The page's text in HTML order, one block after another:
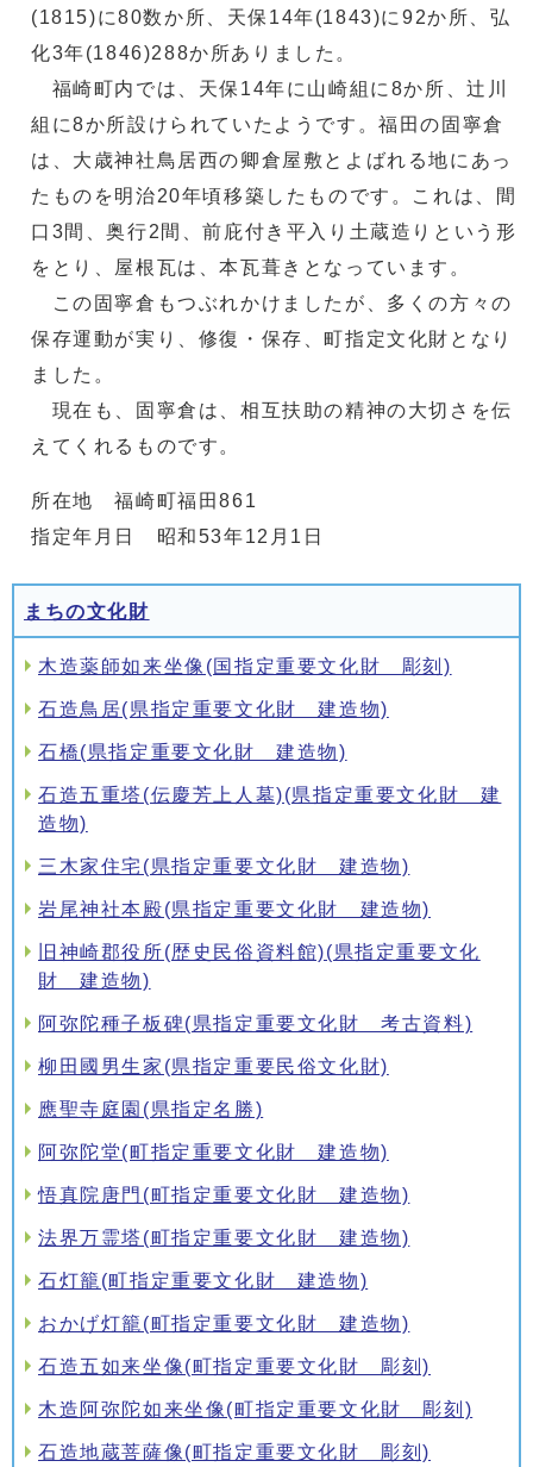
(1815)に80数か所、天保14年(1843)に92か所、弘
化3年(1846)288か所ありました。
福崎町内では、天保14年に山崎組に8か所、辻川
組に8か所設けられていたようです。福田の固寧倉
は、大歳神社鳥居西の卿倉屋敷とよばれる地にあっ
たものを明治20年頃移築したものです。これは、間
口3間、奥行2間、前庇付き平入り土蔵造りという形
をとり、屋根瓦は、本瓦葺きとなっています。
この固寧倉もつぶれかけましたが、多くの方々の
保存運動が実り、修復・保存、町指定文化財となり
ました。
現在も、固寧倉は、相互扶助の精神の大切さを伝
えてくれるものです。
所在地 福崎町福田861
指定年月日 昭和53年12月1日
まちの文化財
木造薬師如来坐像(国指定重要文化財 彫刻)
石造鳥居(県指定重要文化財 建造物)
石橋(県指定重要文化財 建造物)
石造五重塔(伝慶芳上人墓)(県指定重要文化財 建
造物)
三木家住宅(県指定重要文化財 建造物)
岩尾神社本殿(県指定重要文化財 建造物)
旧神崎郡役所(歴史民俗資料館)(県指定重要文化
財 建造物)
阿弥陀種子板碑(県指定重要文化財 考古資料)
柳田國男生家(県指定重要民俗文化財)
應聖寺庭園(県指定名勝)
阿弥陀堂(町指定重要文化財 建造物)
悟真院唐門(町指定重要文化財 建造物)
法界万霊塔(町指定重要文化財 建造物)
石灯籠(町指定重要文化財 建造物)
おかげ灯籠(町指定重要文化財 建造物)
石造五如来坐像(町指定重要文化財 彫刻)
木造阿弥陀如来坐像(町指定重要文化財 彫刻)
石造地蔵菩薩像(町指定重要文化財 彫刻)